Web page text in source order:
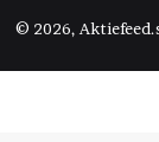
© 2026,